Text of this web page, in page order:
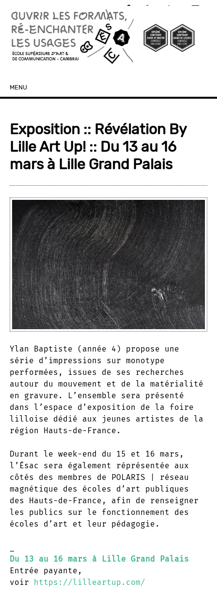
MENU
Exposition :: Révélation By
Lille Art Up! :: Du 13 au 16
mars à Lille Grand Palais
Ylan Baptiste (année 4) propose une
série d’impressions sur monotype
performées, issues de ses recherches
autour du mouvement et de la matérialité
en gravure. L’ensemble sera présenté
dans l’espace d’exposition de la foire
lilloise dédié aux jeunes artistes de la
région Hauts-de-France.
Durant le week-end du 15 et 16 mars,
l’Ésac sera également réprésentée aux
côtés des membres de POLARIS | réseau
magnétique des écoles d’art publiques
des Hauts-de-France, afin de renseigner
les publics sur le fonctionnement des
écoles d’art et leur pédagogie.
Du 13 au 16 mars à Lille Grand Palais
Entrée payante,
voir https://lilleartup.com/